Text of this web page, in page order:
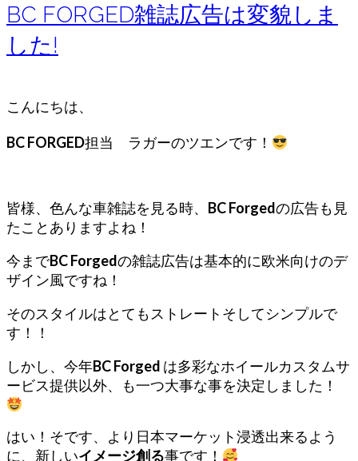
BC FORGED雑誌広告は変貌しま
した!
こんにちは、
BC FORGED担当 ラガーのツエンです！
皆様、色んな車雑誌を見る時、 BC Forgedの広告も見
たことありますよね！
今までBC Forgedの雑誌広告は基本的に欧米向けのデ
ザイン風ですね！
そのスタイルはとてもストレートそしてシンプルで
す！！
しかし、今年BC Forged は多彩なホイールカスタムサ
ービス提供以外、も一つ大事な事を決定しました！
はい！そです、より日本マーケット浸透出来るよう
に、新しいイメージ創る事です！